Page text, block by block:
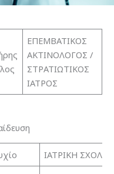
ΕΠΕΜΒΑΤΙΚΟΣ
ΑΚΤΙΝΟΛΟΓΟΣ /
ΣΤΡΑΤΙΩΤΙΚΟΣ
ΙΑΤΡΟΣ
ΙΑΤΡΙΚΗ ΣΧΟΛΗ